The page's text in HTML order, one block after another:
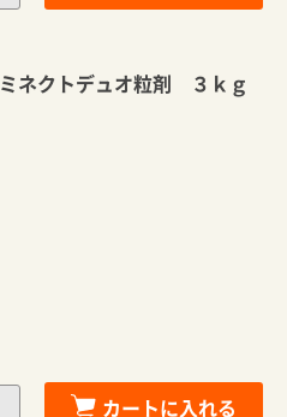
ミネクトデュオ粒剤 ３ｋｇ
カートに入れる